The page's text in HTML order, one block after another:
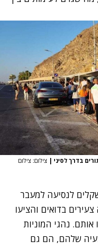
בדרך לסיני | צילום: צילום
המוניות בסיני ביקשו 80 שקלים לנסיעה למעבר
בדואים והציעו
אז עלינו אותם. נהגי המוניות
שלהם, הם גם